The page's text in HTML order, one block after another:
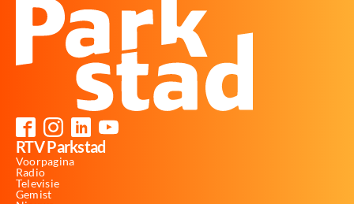
RTV Parkstad
Voorpagina
Radio
Televisie
Gemist